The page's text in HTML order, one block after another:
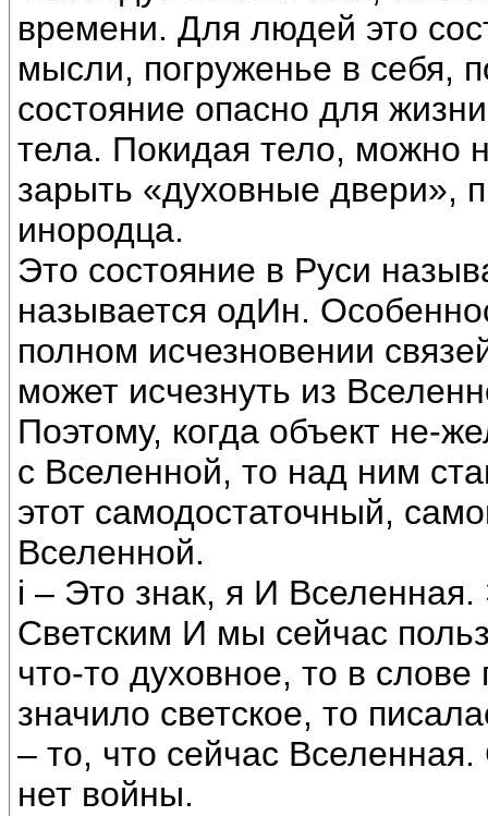
времени. Для людей это
мысли, погруженье в себя,
состояние опасно для
тела. Покидая тело, можно
зарыть «духовные двери»,
инородца.
Это состояние в Руси
называется одИн.
полном исчезновении
может исчезнуть из
Поэтому, когда объект не-
с Вселенной, то над ним
этот самодостаточный,
Вселенной.
i – Это знак, я И
Светским И мы сейчас
что-то духовное, то в
значило светское, то
– то, что сейчас
нет войны.